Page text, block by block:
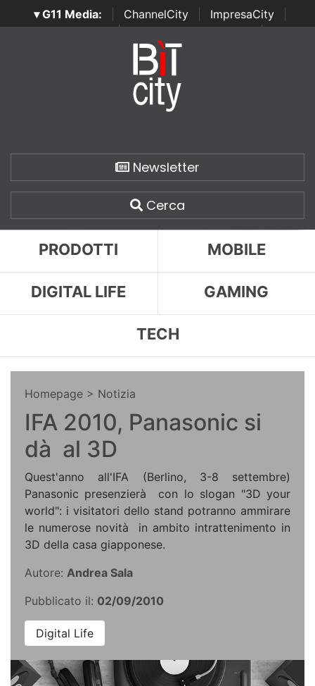
▾ G11 Media: ChannelCity ImpresaCity
SecurityOpenLab | Italian Channel Awards | Italian
Italian Security Awards
Newsletter
Cerca
PRODOTTI MOBILE
DIGITAL LIFE GAMING
TECH
Homepage > Notizia
IFA 2010, Panasonic si
dà al 3D
Quest'anno all'IFA (Berlino, 3-8 settembre)
Panasonic presenzierà con lo slogan "3D your
world": i visitatori dello stand potranno ammirare
le numerose novità in ambito intrattenimento in
3D della casa giapponese.
Autore: Andrea Sala
Pubblicato il: 02/09/2010
Digital Life